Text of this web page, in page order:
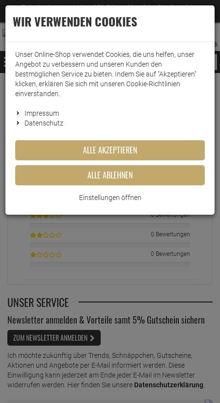
Jetzt für den Newsletter entscheiden und 5% Rabatt auf Ihre nächste Bestellung erhalten
–Zum Newsletter
ANMELDEN
AUFKLAPPEN
MERKZETTEL
WARENKORB:
MENÜ
Echte
EINLOGGEN UND BEWERTUNG SCHREIBEN
0 Bewertungen
0 Bewertungen
0 Bewertungen
UNSER SERVICE
Newsletter anmelden & Vorteile samt 5% Gutschein sichern
ZUM NEWSLETTER ANMELDEN
Ich möchte zukünftig über Trends, Schnäppchen, Gutscheine,
Aktionen und Angebote per E-Mail informiert werden. Diese
Einwilligung kann jederzeit am Ende jeder E-Mail im Newsletter
widerrufen werden. Hier finden Sie unsere Datenschutzerklärung
WIR VERWENDEN COOKIES
Unser Online-Shop verwendet Cookies, die uns helfen, unser
Angebot zu verbessern und unseren Kunden den
bestmöglichen Service zu bieten. Indem Sie auf "Akzeptieren"
klicken, erklären Sie sich mit unseren Cookie-Richtlinien
einverstanden.
Impressum
Datenschutz
ALLE AKZEPTIEREN
ALLE ABLEHNEN
Einstellungen öffnen